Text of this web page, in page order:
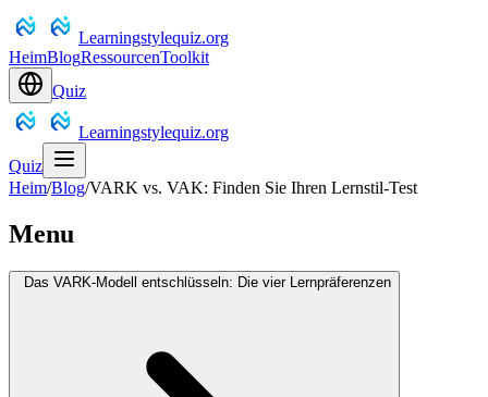
Learningstylequiz.org
HeimBlogRessourcenToolkit
Quiz
Learningstylequiz.org
Quiz
Heim/Blog/VARK vs. VAK: Finden Sie Ihren Lernstil-Test
Menu
Das VARK-Modell entschlüsseln: Die vier Lernpräferenzen